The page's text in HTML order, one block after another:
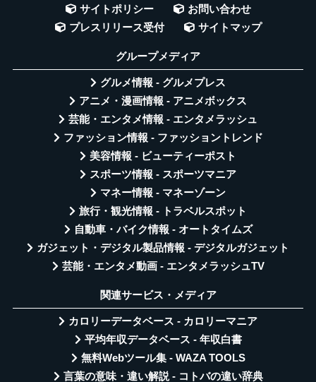
サイトポリシー
お問い合わせ
プレスリリース受付
サイトマップ
グループメディア
グルメ情報 - グルメプレス
アニメ・漫画情報 - アニメボックス
芸能・エンタメ情報 - エンタメラッシュ
ファッション情報 - ファッショントレンド
美容情報 - ビューティーポスト
スポーツ情報 - スポーツマニア
マネー情報 - マネーゾーン
旅行・観光情報 - トラベルスポット
自動車・バイク情報 - オートタイムズ
ガジェット・デジタル製品情報 - デジタルガジェット
芸能・エンタメ動画 - エンタメラッシュTV
関連サービス・メディア
カロリーデータベース - カロリーマニア
平均年収データベース - 年収白書
無料Webツール集 - WAZA TOOLS
言葉の意味・違い解説 - コトバの違い辞典